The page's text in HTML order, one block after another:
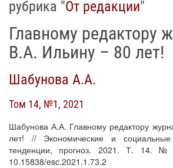
рубрика "От редакции"
Главному редактору
В.А. Ильину – 80 лет!
Шабунова А.А.
Том 14, №1, 2021
Шабунова А.А. Главному редактору
лет! // Экономические и
тенденции, прогноз. 2021. Т. 14.
10.15838/esc.2021.1.73.2